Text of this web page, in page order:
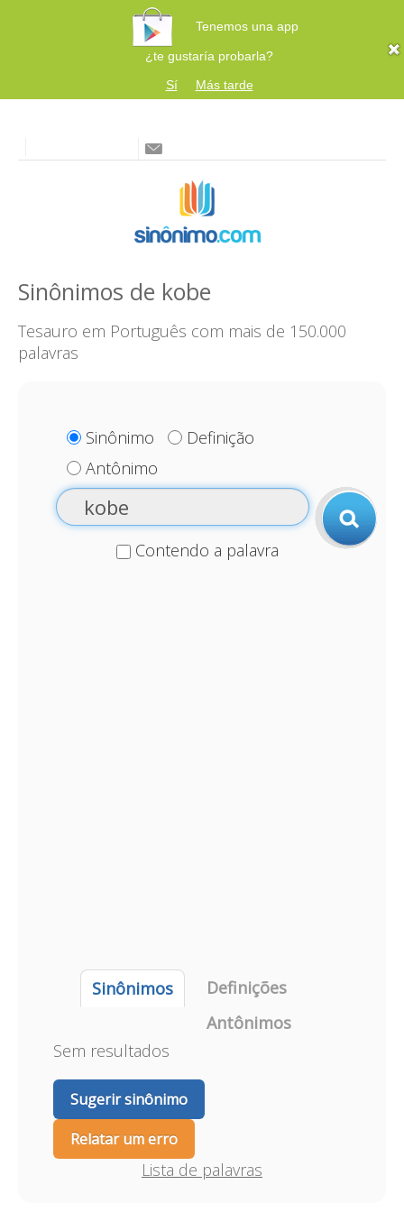
Tenemos una app
¿te gustaría probarla?
Sí
Más tarde
Sinônimos de kobe
Tesauro em Português com mais de 150.000
palavras
Sinônimo
Definição
Antônimo
Contendo a palavra
Sinônimos
Definições
Antônimos
Sem resultados
Sugerir sinônimo
Relatar um erro
Lista de palavras